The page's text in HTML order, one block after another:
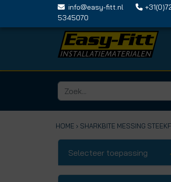
info@easy-fitt.nl
5345070
HOME › SHARKBITE MESSING
Selecteer toepassing